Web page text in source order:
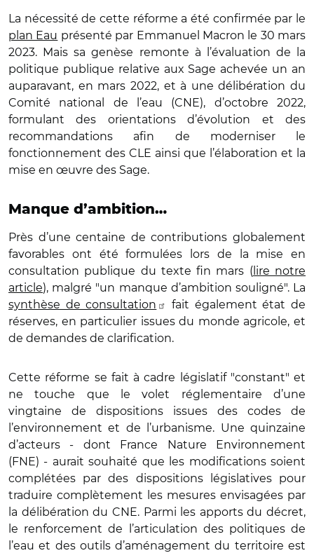
La nécessité de cette réforme a été confirmée par le
plan Eau présenté par Emmanuel Macron le 30 mars
2023. Mais sa genèse remonte à l’évaluation de la
politique publique relative aux Sage achevée un an
auparavant, en mars 2022, et à une délibération du
Comité national de l’eau (CNE), d’octobre 2022,
formulant des orientations d’évolution et des
recommandations afin de moderniser le
fonctionnement des CLE ainsi que l’élaboration et la
mise en œuvre des Sage.
Manque d’ambition…
Près d’une centaine de contributions globalement
favorables ont été formulées lors de la mise en
consultation publique du texte fin mars (lire notre
article), malgré "un manque d’ambition souligné". La
synthèse de consultation
fait également état de
réserves, en particulier issues du monde agricole, et
de demandes de clarification.
Cette réforme se fait à cadre législatif "constant" et
ne touche que le volet réglementaire d’une
vingtaine de dispositions issues des codes de
l’environnement et de l’urbanisme. Une quinzaine
d’acteurs - dont France Nature Environnement
(FNE) - aurait souhaité que les modifications soient
complétées par des dispositions législatives pour
traduire complètement les mesures envisagées par
la délibération du CNE. Parmi les apports du décret,
le renforcement de l’articulation des politiques de
l’eau et des outils d’aménagement du territoire est